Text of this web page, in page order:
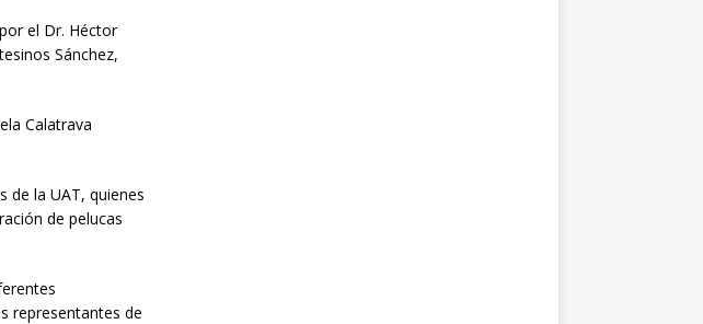
el Dr. Héctor
Sánchez,
Calatrava
de la UAT, quienes
de pelucas
representantes de